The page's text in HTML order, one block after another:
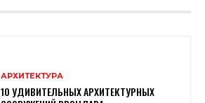
АРХИТЕКТУРА
10 УДИВИТЕЛЬНЫХ АРХИТЕКТУРНЫХ